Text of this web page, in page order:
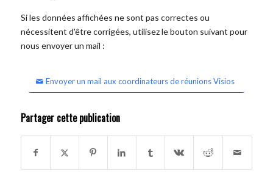
Si les données affichées ne sont pas correctes ou
nécessitent d'être corrigées, utilisez le bouton suivant pour
nous envoyer un mail :
Envoyer un mail aux coordinateurs de réunions Visios
Partager cette publication